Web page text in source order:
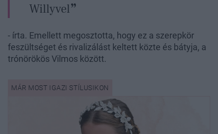
Willyvel
- írta. Emellett megosztotta, hogy ez a szerepkör
feszültséget és rivalizálást keltett közte és bátyja, a
trónörökös Vilmos között.